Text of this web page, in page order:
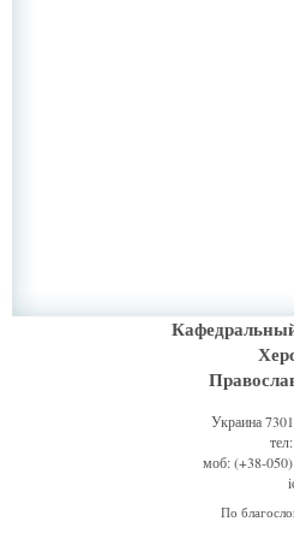
Украина
моб: (+38-
По